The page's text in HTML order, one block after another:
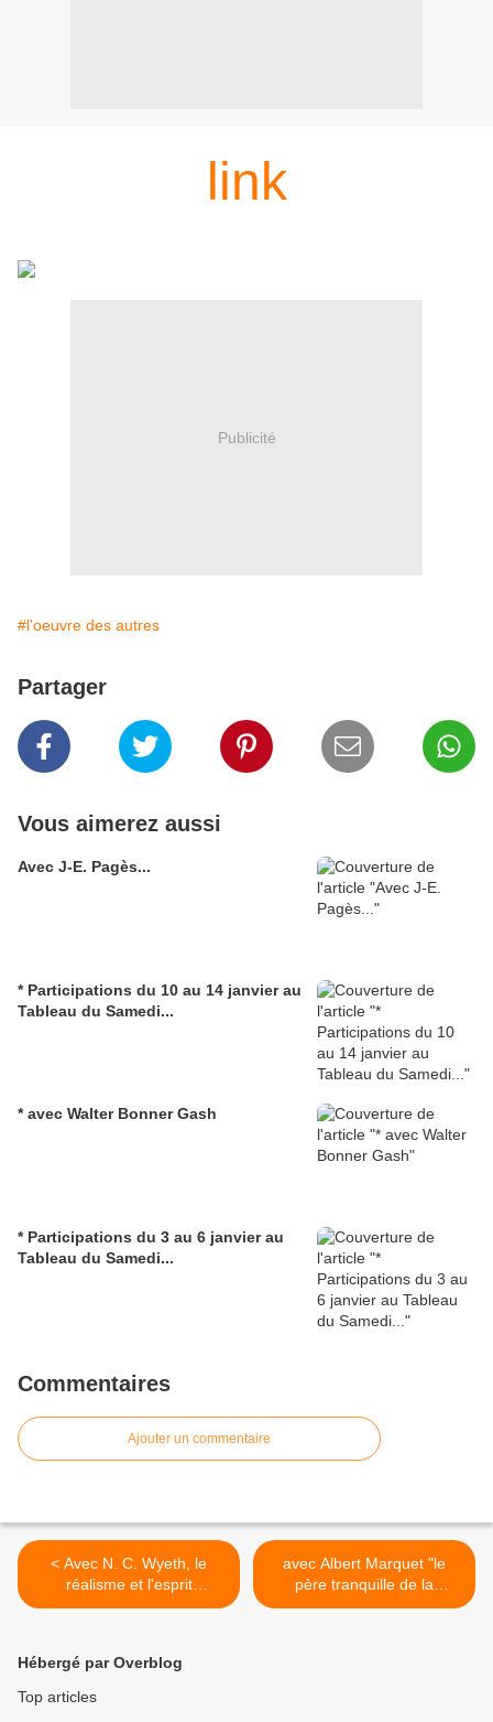
link
Publicité
#l'oeuvre des autres
Partager
Vous aimerez aussi
Avec J-E. Pagès...
* Participations du 10 au 14 janvier au
Tableau du Samedi...
* avec Walter Bonner Gash
* Participations du 3 au 6 janvier au
Tableau du Samedi...
Commentaires
Ajouter un commentaire
< Avec N. C. Wyeth, le
réalisme et l'esprit
d'aventure (clic sur link)...
avec Albert Marquet "le
père tranquille de la
peinture"... >
Hébergé par Overblog
Top articles